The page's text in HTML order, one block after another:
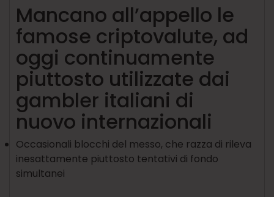
Mancano all’appello le
famose criptovalute, ad
oggi continuamente
piuttosto utilizzate dai
gambler italiani di
nuovo internazionali
Occasionali blocchi del messo, che razza di rileva
inesattamente piuttosto tentativi di fondo
simultanei